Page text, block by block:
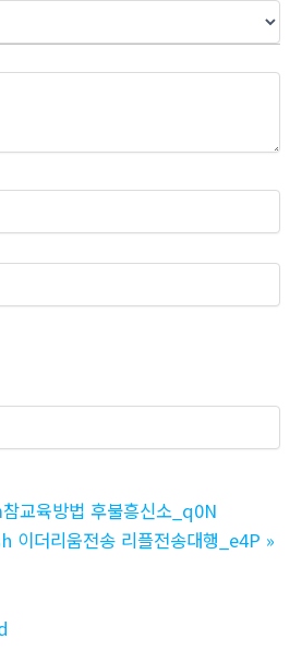
교육방법 후불흥신소_q0N
더리움전송 리플전송대행_e4P »